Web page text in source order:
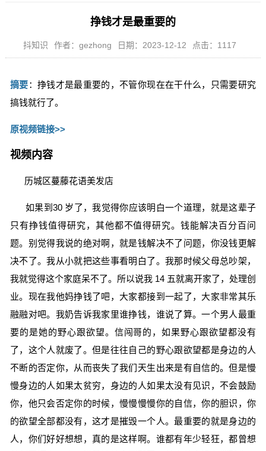
挣钱才是最重要的
抖知识 作者：gezhong 日期：2023-12-12 点击：1117
摘要：挣钱才是最重要的，不管你现在在干什么，只需要研究
搞钱就行了。
原视频链接>>
视频内容
历城区蔓藤花语美发店
如果到30 岁了，我觉得你应该明白一个道理，就是这辈子
只有挣钱值得研究，其他都不值得研究。钱能解决百分百问
题。别觉得我说的绝对啊，就是钱解决不了问题，你没钱更解
决不了。我从小就把这些事看明白了。我那时候父母总吵架，
我就觉得这个家庭呆不了。所以说我 14 五就离开家了，处理创
业。现在我他妈挣钱了吧，大家都接到一起了，大家非常其乐
融融对吧。我奶告诉我家里谁挣钱，谁说了算。一个男人最重
要的是她的野心跟欲望。信闯哥的，如果野心跟欲望都没有
了，这个人就废了。但是往往自己的野心跟欲望都是身边的人
不断的否定你，从而丧失了我们天生出来是有自信的。但是慢
慢身边的人如果太贫穷，身边的人如果太没有见识，不会鼓励
你，他只会否定你的时候，慢慢慢慢你的自信，你的胆识，你
的欲望全部都没有，这才是摧毁一个人。最重要的就是身边的
人，你们好好想想，真的是这样啊。谁都有年少轻狂，都曾想